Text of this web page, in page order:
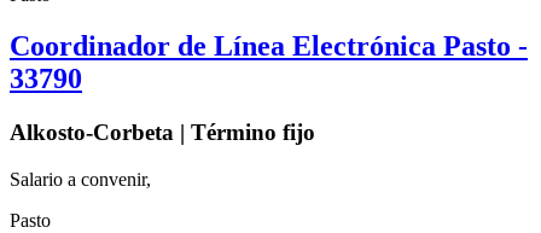
Coordinador de Línea Electrónica Pasto -
33790
Alkosto-Corbeta | Término fijo
Salario a convenir,
Pasto